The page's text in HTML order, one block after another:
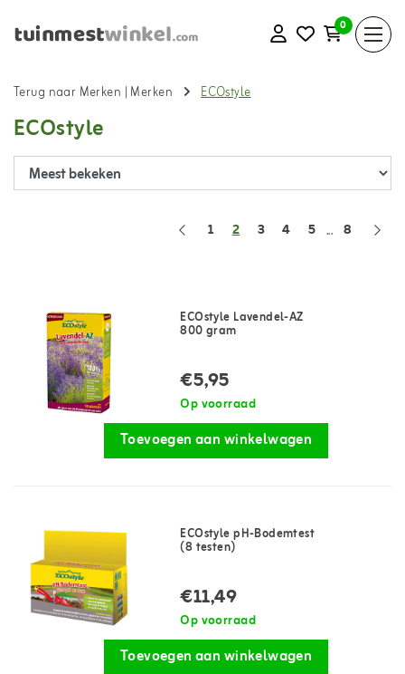
0
Terug naar Merken | Merken ECOstyle
ECOstyle
1 2 3 4 5 ... 8
ECOstyle Lavendel-AZ
800 gram
€5,95
Op voorraad
Toevoegen aan winkelwagen
ECOstyle pH-Bodemtest
(8 testen)
€11,49
Op voorraad
Toevoegen aan winkelwagen